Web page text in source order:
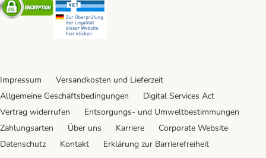
Impressum
Versandkosten und Lieferzeit
Allgemeine Geschäftsbedingungen
Digital Services Act
Vertrag widerrufen
Entsorgungs- und Umweltbestimmungen
Zahlungsarten
Über uns Karriere
Corporate Website
Datenschutz
Kontakt Erklärung zur Barrierefreiheit